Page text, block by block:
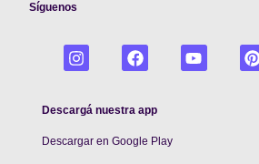
Síguenos
Descargá nuestra app
Descargar en Google Play